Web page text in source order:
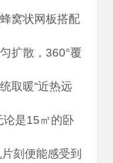
窝状网板搭配
扩散，360°覆
取暖“近热远
论是15㎡的卧
刻便能感受到